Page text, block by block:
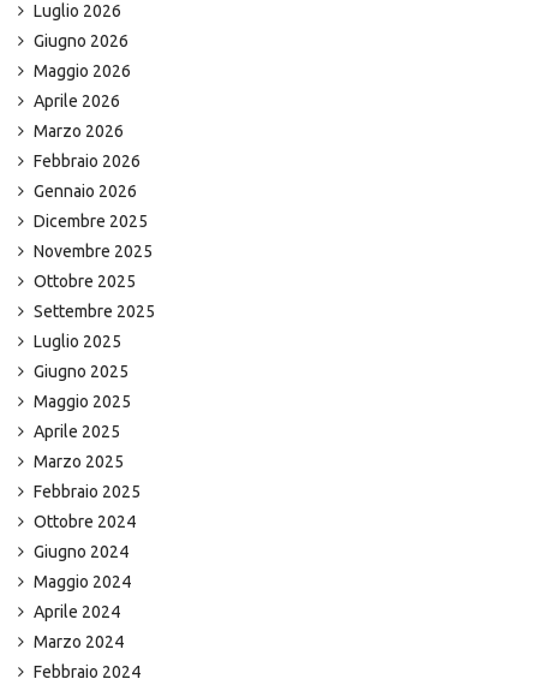
Luglio 2026
Giugno 2026
Maggio 2026
Aprile 2026
Marzo 2026
Febbraio 2026
Gennaio 2026
Dicembre 2025
Novembre 2025
Ottobre 2025
Settembre 2025
Luglio 2025
Giugno 2025
Maggio 2025
Aprile 2025
Marzo 2025
Febbraio 2025
Ottobre 2024
Giugno 2024
Maggio 2024
Aprile 2024
Marzo 2024
Febbraio 2024